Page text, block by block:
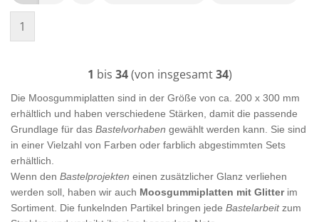
1
1 bis 34(von insgesamt34)
Die Moosgummiplatten sind in der Größe von ca. 200 x 300 mm
erhältlich und haben verschiedene Stärken, damit die passende
Grundlage für das Bastelvorhaben gewählt werden kann. Sie sind
in einer Vielzahl von Farben oder farblich abgestimmten Sets
erhältlich.
Wenn den Bastelprojekten einen zusätzlicher Glanz verliehen
werden soll, haben wir auch Moosgummiplatten mit Glitterim
Sortiment. Die funkelnden Partikel bringen jede Bastelarbeitzum